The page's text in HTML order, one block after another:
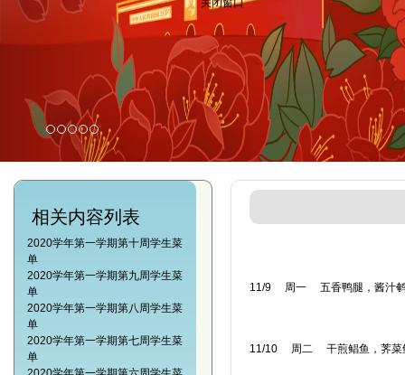
相关内容列表
2020学年第一学期第十周学生菜
单
2020学年第一学期第九周学生菜
单
2020学年第一学期第八周学生菜
单
2020学年第一学期第七周学生菜
单
11/9 周一 五香鸭腿，酱汁鹌
11/10 周二 干煎鲳鱼，荠菜